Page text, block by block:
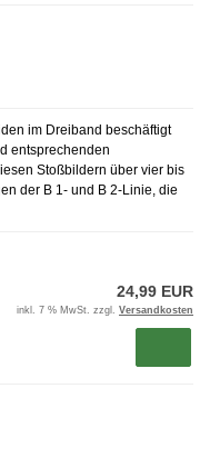
im Dreiband beschäftigt
entsprechenden
Stoßbildern über vier bis
der B 1- und B 2-Linie, die
24,99 EUR
inkl. 7 % MwSt. zzgl. Versandkosten